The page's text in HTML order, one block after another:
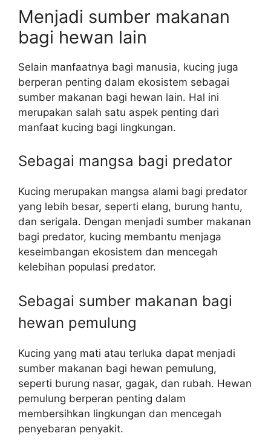
Menjadi sumber makanan
bagi hewan lain
Selain manfaatnya bagi manusia, kucing juga
berperan penting dalam ekosistem sebagai
sumber makanan bagi hewan lain. Hal ini
merupakan salah satu aspek penting dari
manfaat kucing bagi lingkungan.
Sebagai mangsa bagi predator
Kucing merupakan mangsa alami bagi predator
yang lebih besar, seperti elang, burung hantu,
dan serigala. Dengan menjadi sumber makanan
bagi predator, kucing membantu menjaga
keseimbangan ekosistem dan mencegah
kelebihan populasi predator.
Sebagai sumber makanan bagi
hewan pemulung
Kucing yang mati atau terluka dapat menjadi
sumber makanan bagi hewan pemulung,
seperti burung nasar, gagak, dan rubah. Hewan
pemulung berperan penting dalam
membersihkan lingkungan dan mencegah
penyebaran penyakit.